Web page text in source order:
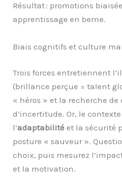
Résultat : promotions
apprentissage en berne.
Biais cognitifs et culture
Trois forces entretiennent
(brillance perçue = talent
« héros » et la recherche
d’incertitude. Or, le
l’adaptabilité et la sécurité
posture « sauveur ».
choix, puis mesurez
et la motivation.